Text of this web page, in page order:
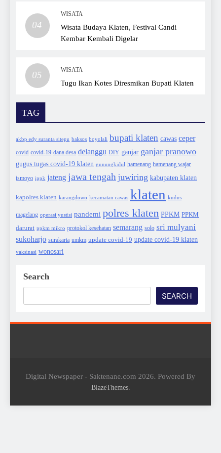
04
WISATA
Wisata Budaya Klaten, Festival Candi
Kembar Kembali Digelar
05
WISATA
Tugu Ikan Kotes Diresmikan Bupati Klaten
TAG
akbp edy suranta sitepu baksos boyolali bupati klaten cawas ceper
covid covid-19 dana desa delanggu DIY ganjar ganjar pranowo
gugus tugas covid-19 klaten gunungkidul hamenang hamenang wajar
ismoyo ippk jateng jawa tengah juwiring kabupaten klaten
kapolres klaten karangdowo kecamatan cawas klaten kudus
magelang operasi yustisi pandemi polres klaten PPKM PPKM
darurat ppkm mikro protokol kesehatan semarang solo sri mulyani
sukoharjo surakarta umkm update covid-19 update covid-19 klaten
vaksinasi wonosari
Search
SEARCH
Digital Newspaper - Saktenane.com 2026. Powered By
BlazeThemes.